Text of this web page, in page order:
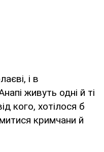
і в
живуть одні й ті
кого, хотілося б
кримчани й